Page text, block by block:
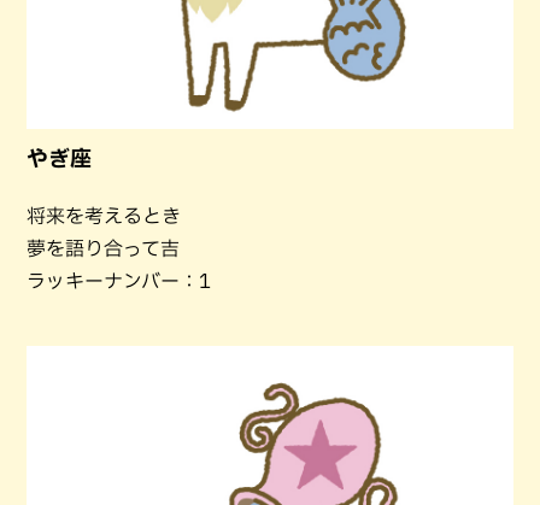
やぎ座
将来を考えるとき
夢を語り合って吉
ラッキーナンバー：1